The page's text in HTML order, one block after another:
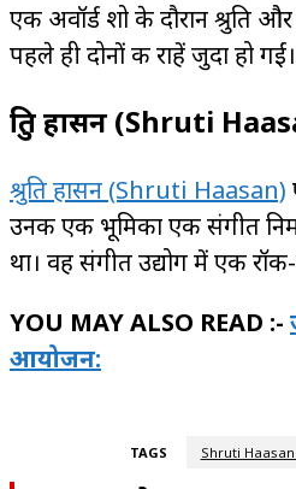
एक अवॉर्ड शो के दौरान श्रुति
पहले ही दोनों की राहें जुदा हो गईं।
श्रुति हासन (Shruti
श्रुति हासन (Shruti Haasan)
उनकी एक भूमिका एक संगीत
था। वह संगीत उद्योग में एक
YOU MAY ALSO READ :-
आयोजन:
TAGS Shruti